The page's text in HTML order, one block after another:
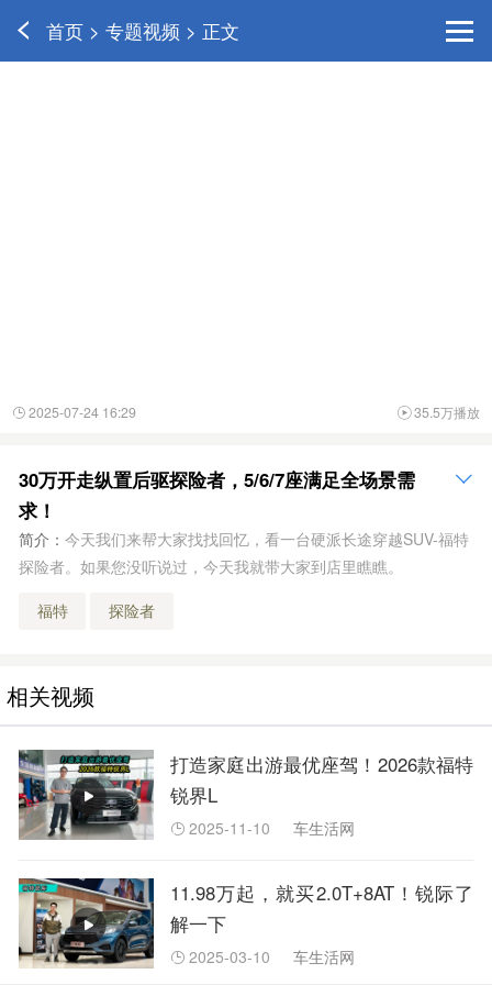
首页 > 专题视频 > 正文
 35.5万播放
 2025-07-24 16:29
30万开走纵置后驱探险者，5/6/7座满足全场景需
求！

简介： 今天我们来帮大家找找回忆，看一台硬派长途穿越SUV-福特
探险者。如果您没听说过，今天我就带大家到店里瞧瞧。
福特 探险者
相关视频
打造家庭出游最优座驾！2026款福特
锐界L
 2025-11-10 车生活网
11.98万起，就买2.0T+8AT！锐际了
解一下
 2025-03-10 车生活网